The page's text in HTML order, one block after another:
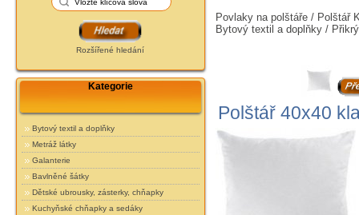
Rozšířené hledání
Kategorie
Bytový textil a doplňky
Metráž látky
Galanterie
Bavlněné šátky
Dětské ubrousky, zásterky, chňapky
Kuchyňské chňapky a sedáky
Povlaky na polštáře / Polštář
Bytový textil a doplňky /
Polštář 40x40